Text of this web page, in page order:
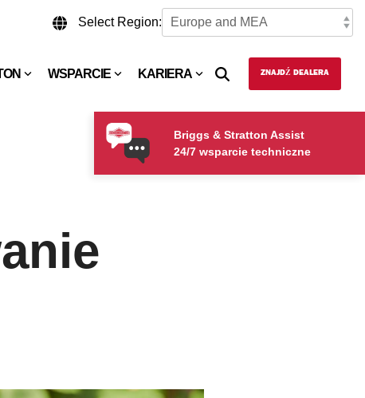
Select Region:
WSPARCIE KARIERA ZNAJDŹ DEALERA
Briggs & Stratton Assist
24/7 wsparcie techniczne